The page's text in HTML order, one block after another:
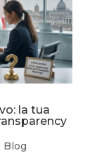
la tua
Blog